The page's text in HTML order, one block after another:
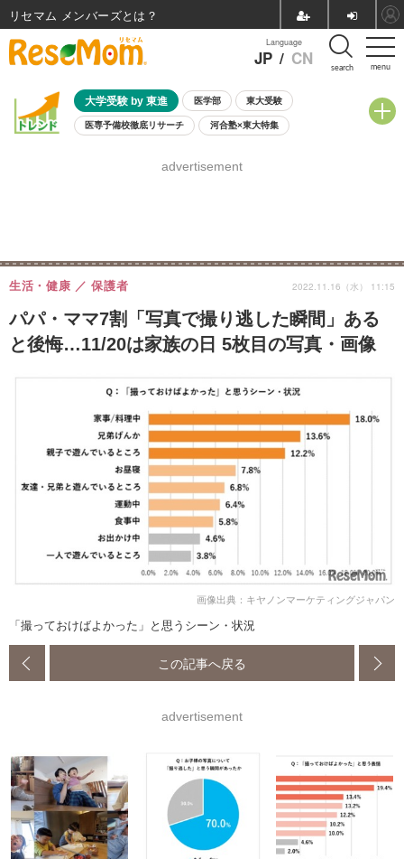
menu
Language
JP / CN search
大学受験 by 東進 医学部 東大受験
医専予備校徹底リサーチ 河合塾×東大特集
8月開催学校説明会・相談会
advertisement
パパ・ママ7割「写真で撮り逃した瞬間」ある
と後悔…11/20は家族の日 5枚目の写真・画像
生活・健康 保護者 2022.11.16（水） 11:15
画像出典：キヤノンマーケティングジャパン
「撮っておけばよかった」と思うシーン・状況
この記事へ戻る
advertisement
リセマム メンバーズ